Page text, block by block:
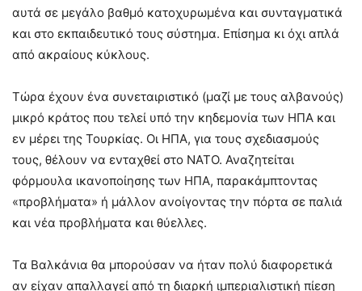
αυτά σε μεγάλο βαθμό κατοχυρωμένα και συνταγματικά
και στο εκπαιδευτικό τους σύστημα. Επίσημα κι όχι απλά
από ακραίους κύκλους.
Τώρα έχουν ένα συνεταιριστικό (μαζί με τους αλβανούς)
μικρό κράτος που τελεί υπό την κηδεμονία των ΗΠΑ και
εν μέρει της Τουρκίας. Οι ΗΠΑ, για τους σχεδιασμούς
τους, θέλουν να ενταχθεί στο ΝΑΤΟ. Αναζητείται
φόρμουλα ικανοποίησης των ΗΠΑ, παρακάμπτοντας
«προβλήματα» ή μάλλον ανοίγοντας την πόρτα σε παλιά
και νέα προβλήματα και θύελλες.
Τα Βαλκάνια θα μπορούσαν να ήταν πολύ διαφορετικά
αν είχαν απαλλαγεί από τη διαρκή ιμπεριαλιστική πίεση